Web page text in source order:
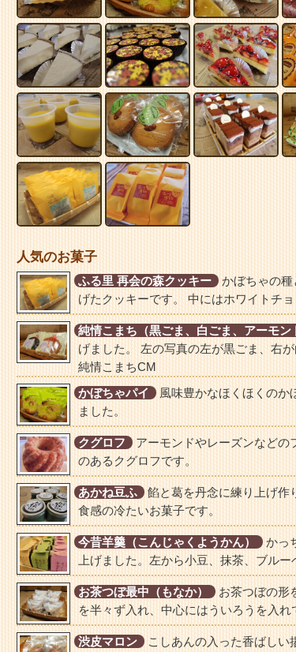
人気のお菓子
ふる里 再会の森クッキー かぼちゃの種
げたクッキーです。 中にはホワイトチ
純情こまち（黒ごま、白ごま、アーモン
げました。 左の写真の左が黒ごま、右
純情こまちCM
かぼちゃパイ
風味豊かなほくほくのか
ました。
クグロフ アーモンドやレーズンなどの
のあるクグロフです。
あかね豆ふ 餡と葛を丹念に練り上げ作
食感の冷たいお菓子です。
今昔羊羹（こんじゃくようかん）
かっ
上げました。左から小豆、抹茶、ブルー
お茶つぼ最中（もなか）
お茶つぼの形
を半々ず入れ、中心にはういろうを入れ
渋皮マロン こしあんの入った香ばしい